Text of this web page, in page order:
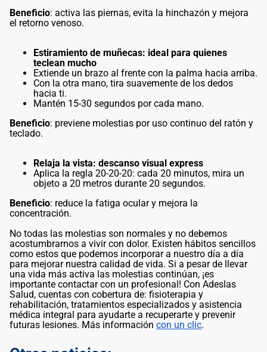
Beneficio: activa las piernas, evita la hinchazón y mejora
el retorno venoso.
Estiramiento de muñecas: ideal para quienes
teclean mucho
Extiende un brazo al frente con la palma hacia arriba.
Con la otra mano, tira suavemente de los dedos
hacia ti.
Mantén 15-30 segundos por cada mano.
Beneficio: previene molestias por uso continuo del ratón y
teclado.
Relaja la vista: descanso visual express
Aplica la regla 20-20-20: cada 20 minutos, mira un
objeto a 20 metros durante 20 segundos.
Beneficio: reduce la fatiga ocular y mejora la
concentración.
No todas las molestias son normales y no debemos
acostumbrarnos a vivir con dolor. Existen hábitos sencillos
como estos que podemos incorporar a nuestro día a día
para mejorar nuestra calidad de vida. Si a pesar de llevar
una vida más activa las molestias continúan, ¡es
importante contactar con un profesional! Con Adeslas
Salud, cuentas con cobertura de: fisioterapia y
rehabilitación, tratamientos especializados y asistencia
médica integral para ayudarte a recuperarte y prevenir
futuras lesiones. Más información con un clic.